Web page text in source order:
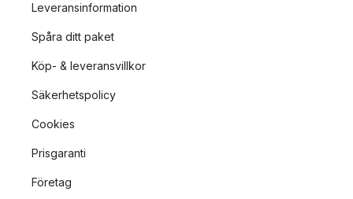
Leveransinformation
Spåra ditt paket
Köp- & leveransvillkor
Säkerhetspolicy
Cookies
Prisgaranti
Företag